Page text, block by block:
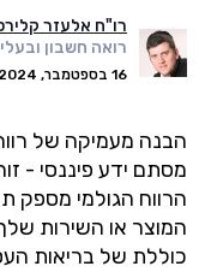
רו"ח אלעזר
רואה חשבון
16 בספטמבר, 2024
הבנה מעמיקה של רווח
מסתם ידע פיננסי -
הרווח הגולמי מספק
המוצר או השירות
כוללת של בריאות